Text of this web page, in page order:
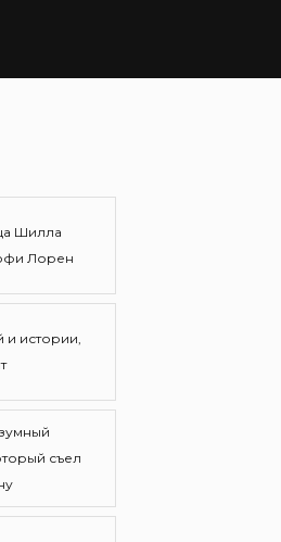
Шилла
Лорен
и истории,
съел